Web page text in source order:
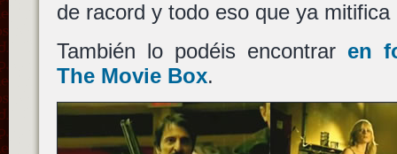
de racord y todo eso que ya
También lo podéis encontrar en
The Movie Box.